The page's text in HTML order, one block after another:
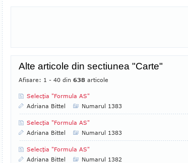
Alte articole din sectiunea "Carte"
Afisare: 1 - 40 din 638 articole
Selecţia "Formula AS"
Adriana Bittel
Numarul 1383
Selecţia "Formula AS"
Adriana Bittel
Numarul 1383
Selecţia "Formula AS"
Adriana Bittel
Numarul 1382